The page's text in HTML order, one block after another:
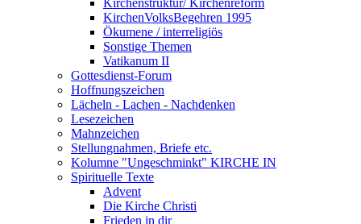
Kirchenstruktur/ Kirchenreform
KirchenVolksBegehren 1995
Ökumene / interreligiös
Sonstige Themen
Vatikanum II
Gottesdienst-Forum
Hoffnungszeichen
Lächeln - Lachen - Nachdenken
Lesezeichen
Mahnzeichen
Stellungnahmen, Briefe etc.
Kolumne "Ungeschminkt" KIRCHE IN
Spirituelle Texte
Advent
Die Kirche Christi
Frieden in dir